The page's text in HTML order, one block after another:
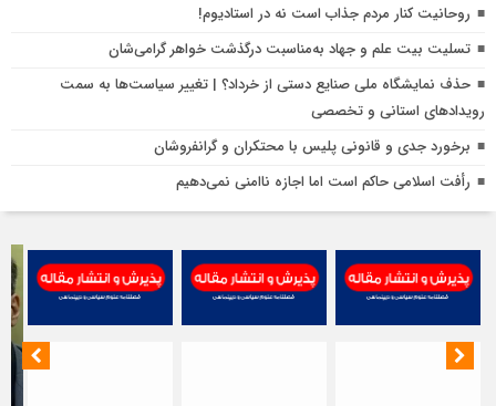
روحانیت کنار مردم جذاب است نه در استادیوم!
تسلیت بیت علم و جهاد به‌مناسبت درگذشت خواهر گرامی‌شان
حذف نمایشگاه ملی صنایع دستی از خرداد؟ | تغییر سیاست‌ها به سمت
رویدادهای استانی و تخصصی
برخورد جدی و قانونی پلیس با محتکران و گرانفروشان
رأفت اسلامی حاکم است اما اجازه ناامنی نمی‌دهیم